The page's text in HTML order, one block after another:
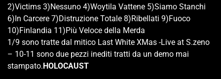
2)Victims 3)Nessuno 4)Woytila Vattene 5)Siamo Stanchi
6)In Carcere 7)Distruzione Totale 8)Ribellati 9)Fuoco
10)Finlandia 11)Più Veloce della Merda
1/9 sono tratte dal mitico Last White XMas -Live at S.zeno
– 10-11 sono due pezzi inediti tratti da un demo mai
stampato.HOLOCAUST